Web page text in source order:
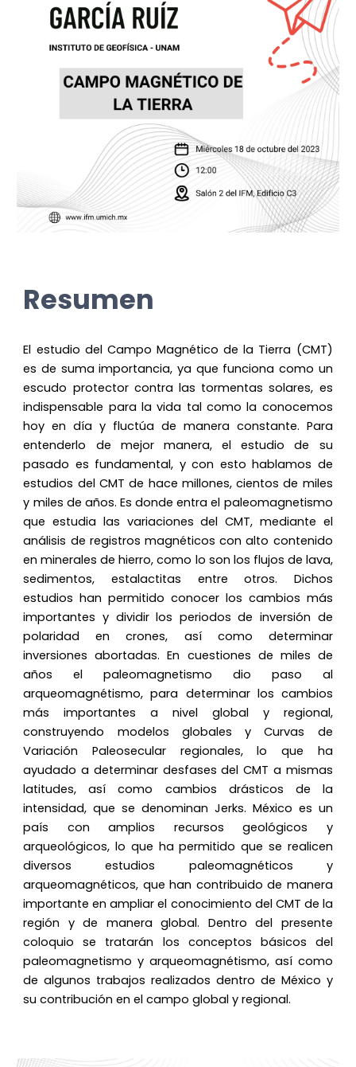
Resumen
El estudio del Campo Magnético de la Tierra (CMT)
es de suma importancia, ya que funciona como un
escudo protector contra las tormentas solares, es
indispensable para la vida tal como la conocemos
hoy en día y fluctúa de manera constante. Para
entenderlo de mejor manera, el estudio de su
pasado es fundamental, y con esto hablamos de
estudios del CMT de hace millones, cientos de miles
y miles de años. Es donde entra el paleomagnetismo
que estudia las variaciones del CMT, mediante el
análisis de registros magnéticos con alto contenido
en minerales de hierro, como lo son los flujos de lava,
sedimentos, estalactitas entre otros. Dichos
estudios han permitido conocer los cambios más
importantes y dividir los periodos de inversión de
polaridad en crones, así como determinar
inversiones abortadas. En cuestiones de miles de
años el paleomagnetismo dio paso al
arqueomagnétismo, para determinar los cambios
más importantes a nivel global y regional,
construyendo modelos globales y Curvas de
Variación Paleosecular regionales, lo que ha
ayudado a determinar desfases del CMT a mismas
latitudes, así como cambios drásticos de la
intensidad, que se denominan Jerks. México es un
país con amplios recursos geológicos y
arqueológicos, lo que ha permitido que se realicen
diversos estudios paleomagnéticos y
arqueomagnéticos, que han contribuido de manera
importante en ampliar el conocimiento del CMT de la
región y de manera global. Dentro del presente
coloquio se tratarán los conceptos básicos del
paleomagnetismo y arqueomagnétismo, así como
de algunos trabajos realizados dentro de México y
su contribución en el campo global y regional.